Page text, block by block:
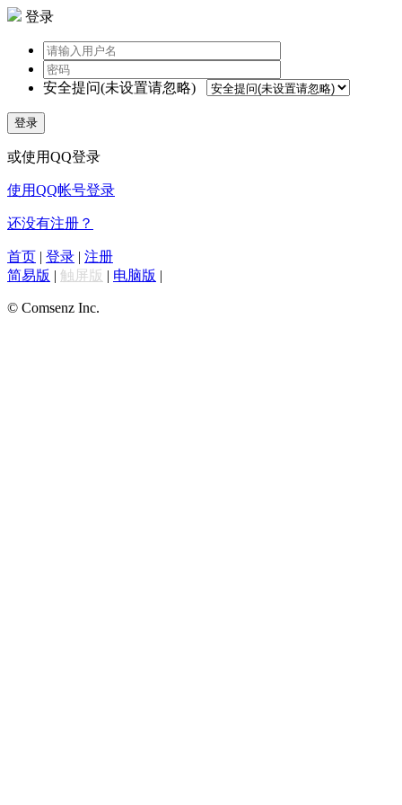
登录
安全提问(未设置请忽略)
登录
或使用QQ登录
使用QQ帐号登录
还没有注册？
首页 | 登录 | 注册
简易版 | 触屏版 | 电脑版 |
© Comsenz Inc.